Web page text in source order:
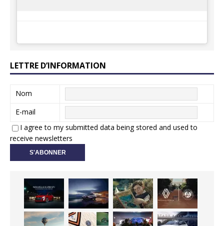
LETTRE D’INFORMATION
Nom
E-mail
I agree to my submitted data being stored and used to
receive newsletters